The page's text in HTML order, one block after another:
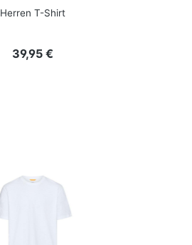
Herren T-Shirt
Regulärer Preis:
39,95 €